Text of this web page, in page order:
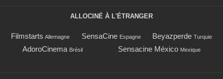
ALLOCINÉ À L'ÉTRANGER
Filmstarts Allemagne SensaCine Espagne Beyazperde Turquie
AdoroCinema Brésil Sensacine México Mexique